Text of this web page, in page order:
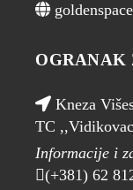
OGRANAK
Kneza
TC
Informacije i
(+381) 62